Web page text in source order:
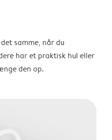
samme, når du
har et praktisk hul eller
den op.